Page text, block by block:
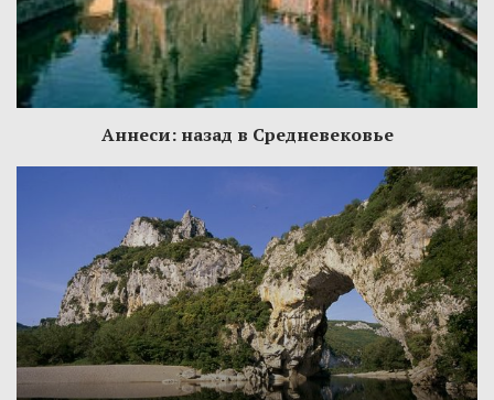
Аннеси: назад в Средневековье